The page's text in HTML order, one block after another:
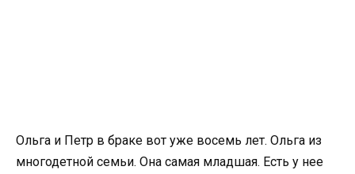
Ольга и Петр в браке вот уже восемь лет. Ольга из
многодетной семьи. Она самая младшая. Есть у нее